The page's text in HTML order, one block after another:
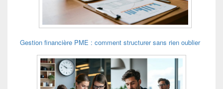
Gestion financière PME : comment structurer sans rien oublier